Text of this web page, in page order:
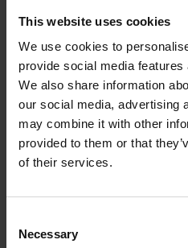
This website uses cookies
We use cookies to
provide social media
We also share information
our social media, advertising
may combine it with other
provided to them or that
of their services.
Selection
Necessary
Накрайник крилчат
Работна дълбочина:0-5cm
Ширина на върха:340mm
Функция: нарязване
Пасва на следните
HD 300-400, Cultus 425-